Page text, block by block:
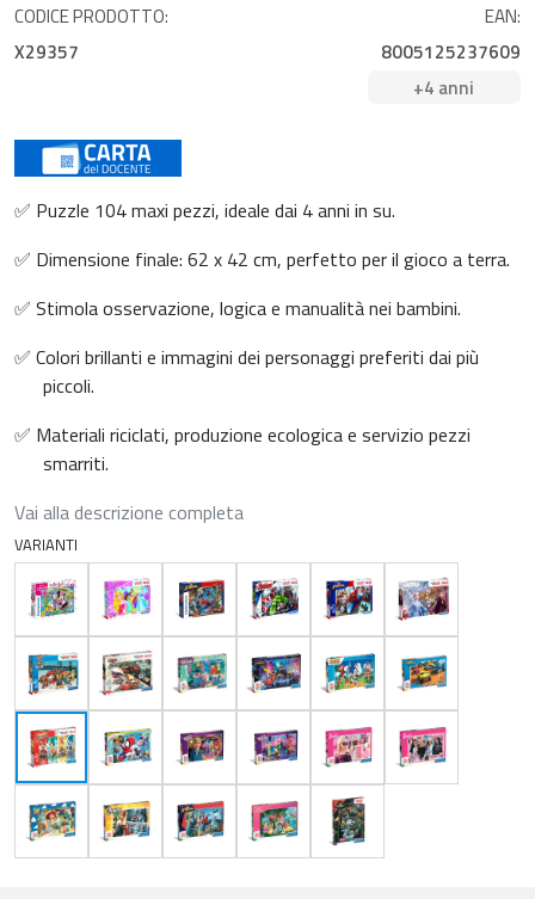
CODICE PRODOTTO:
X29357
EAN:
8005125237609
+4 anni
✅ Puzzle 104 maxi pezzi, ideale dai 4 anni in su.
✅ Dimensione finale: 62 x 42 cm, perfetto per il gioco a terra.
✅ Stimola osservazione, logica e manualità nei bambini.
✅ Colori brillanti e immagini dei personaggi preferiti dai più
piccoli.
✅ Materiali riciclati, produzione ecologica e servizio pezzi
smarriti.
Vai alla descrizione completa
VARIANTI